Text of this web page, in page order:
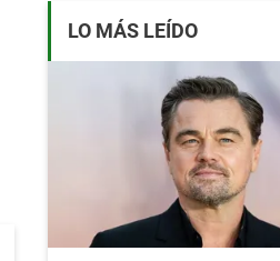
LO MÁS LEÍDO